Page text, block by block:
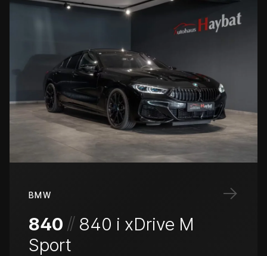
→
BMW
840 // 840 i xDrive M
Sport